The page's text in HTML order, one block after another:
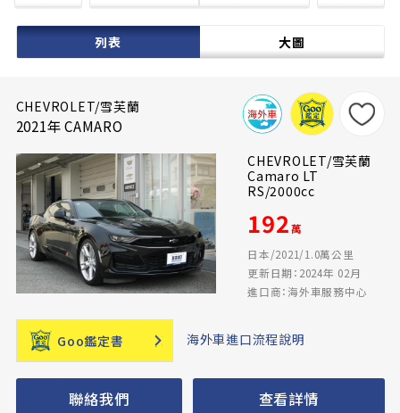
列表 大圖
CHEVROLET/雪芙蘭
2021年 CAMARO
CHEVROLET/雪芙蘭
Camaro LT
RS/2000cc
192萬
日本/2021/1.0萬公里
更新日期：2024年 02月
進口商：海外車服務中心
Goo鑑定書 海外車進口流程說明
聯絡我們 查看詳情